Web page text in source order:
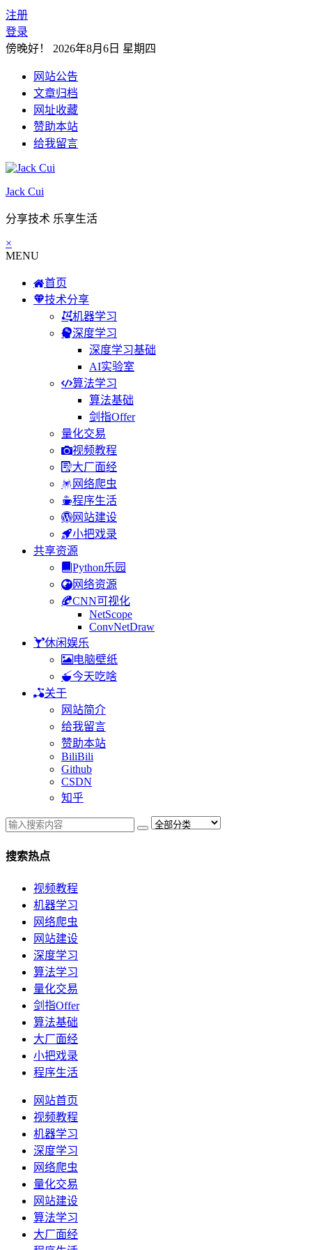
注册
登录
傍晚好！ 2026年8月6日 星期四
网站公告
文章归档
网址收藏
赞助本站
给我留言
Jack Cui
分享技术 乐享生活
×
MENU
首页
技术分享
机器学习
深度学习
深度学习基础
AI实验室
算法学习
算法基础
剑指Offer
量化交易
视频教程
大厂面经
网络爬虫
程序生活
网站建设
小把戏录
共享资源
Python乐园
网络资源
CNN可视化
NetScope
ConvNetDraw
休闲娱乐
电脑壁纸
今天吃啥
关于
网站简介
给我留言
赞助本站
BiliBili
Github
CSDN
知乎
搜索热点
视频教程
机器学习
网络爬虫
网站建设
深度学习
算法学习
量化交易
剑指Offer
算法基础
大厂面经
小把戏录
程序生活
网站首页
视频教程
机器学习
深度学习
网络爬虫
量化交易
网站建设
算法学习
大厂面经